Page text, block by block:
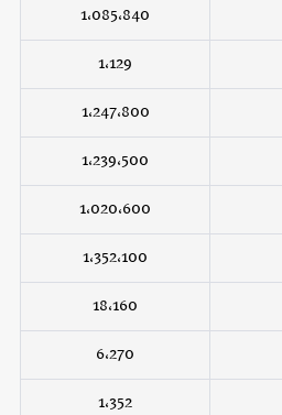
1,085,840
1,129
1,247,800
1,239,500
1,020,600
1,352,100
18,160
6,270
1,352